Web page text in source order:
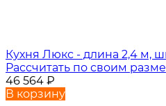
Кухня Люкс - длина 2,4 м,
Рассчитать по своим
46 564 ₽
В корзину